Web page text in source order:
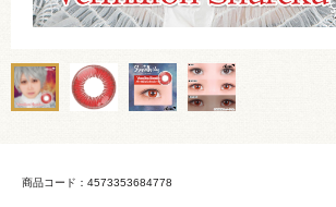
商品コード：4573353684778